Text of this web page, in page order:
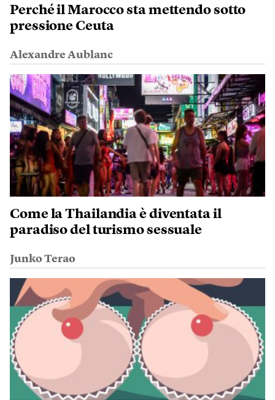
Perché il Marocco sta mettendo sotto
pressione Ceuta
Alexandre Aublanc
Come la Thailandia è diventata il
paradiso del turismo sessuale
Junko Terao